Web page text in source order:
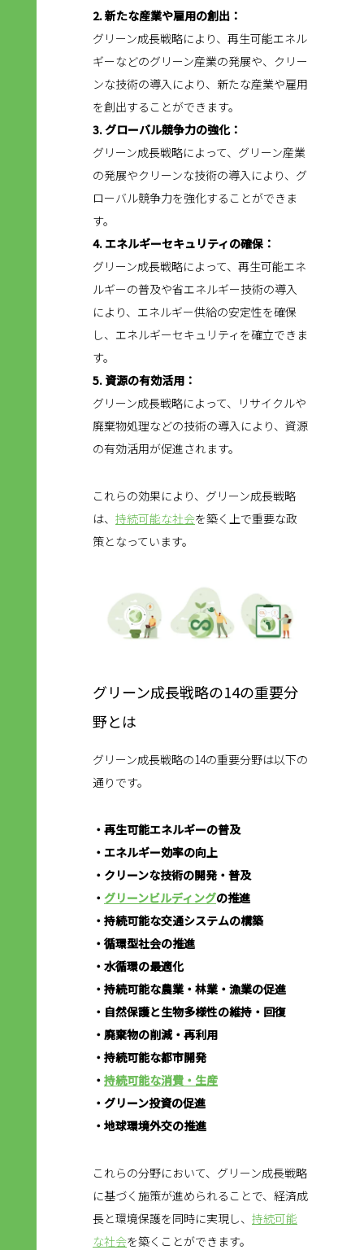
2. 新たな産業や雇用の創出：
グリーン成長戦略により、再生可能エネル
ギーなどのグリーン産業の発展や、クリー
ンな技術の導入により、新たな産業や雇用
を創出することができます。
3. グローバル競争力の強化：
グリーン成長戦略によって、グリーン産業
の発展やクリーンな技術の導入により、グ
ローバル競争力を強化することができま
す。
4. エネルギーセキュリティの確保：
グリーン成長戦略によって、再生可能エネ
ルギーの普及や省エネルギー技術の導入
により、エネルギー供給の安定性を確保
し、エネルギーセキュリティを確立できま
す。
5. 資源の有効活用：
グリーン成長戦略によって、リサイクルや
廃棄物処理などの技術の導入により、資源
の有効活用が促進されます。
これらの効果により、グリーン成長戦略
は、 持続可能な社会を築く上で重要な政
策となっています。
グリーン成長戦略の14の重要分
野とは
グリーン成長戦略の14の重要分野は以下の
通りです。
・再生可能エネルギーの普及
・エネルギー効率の向上
・クリーンな技術の開発・普及
・ グリーンビルディングの推進
・持続可能な交通システムの構築
・循環型社会の推進
・水循環の最適化
・持続可能な農業・林業・漁業の促進
・自然保護と生物多様性の維持・回復
・廃棄物の削減・再利用
・持続可能な都市開発
・ 持続可能な消費・生産
・グリーン投資の促進
・地球環境外交の推進
これらの分野において、グリーン成長戦略
に基づく施策が進められることで、経済成
長と環境保護を同時に実現し、 持続可能
な社会を築くことができます。